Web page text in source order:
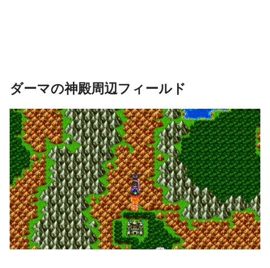
ダーマの神殿周辺フィールド